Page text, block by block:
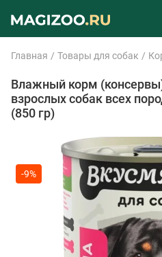
Главная Товары для собак
Влажный корм
взрослых собак всех
(850 гр)
-9%